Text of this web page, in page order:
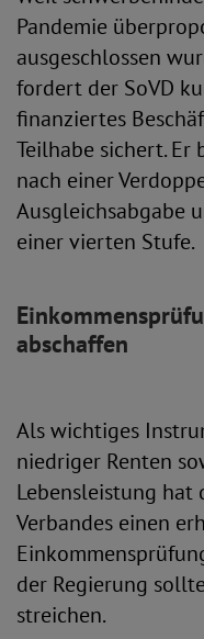
Pandemie
ausgeschlossen
fordert der SoVD
finanziertes
Teilhabe sichert.
nach einer
Ausgleichsabgabe
einer vierten Stufe.
abschaffen
Als wichtiges
niedriger Renten
Lebensleistung hat
Verbandes einen
der Regierung
streichen.